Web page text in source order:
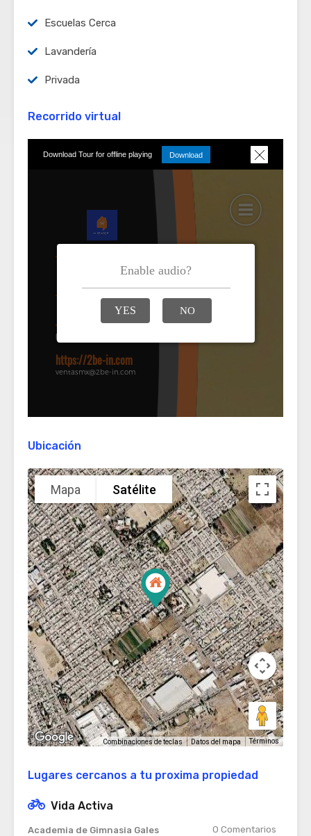
Escuelas Cerca
Lavandería
Privada
Recorrido virtual
Ubicación
Mapa Satélite
Combinaciones de teclas Datos del mapa Términos
Lugares cercanos a tu proxima propiedad
Vida Activa
Academia de Gimnasia Gales 0 Comentarios